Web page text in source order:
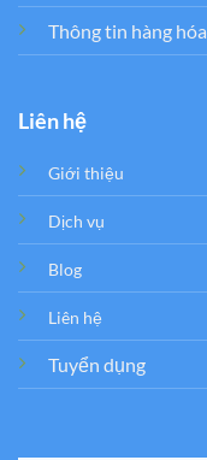
Thông tin hàng hóa
Liên hệ
Giới thiệu
Dịch vụ
Blog
Liên hệ
Tuyển dụng